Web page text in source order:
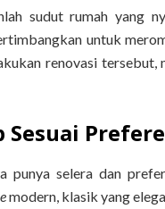
sudut rumah yang
untuk
renovasi tersebut,
Sesuai
punya selera dan
modern, klasik yang